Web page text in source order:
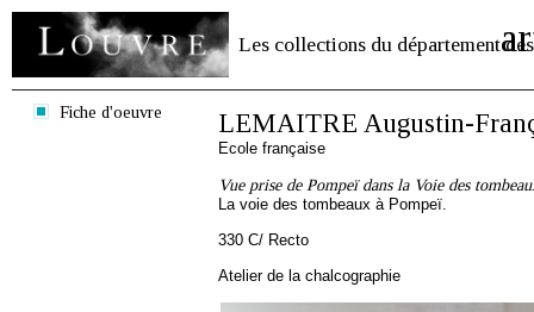
Les collections du département des
Fiche d'oeuvre LEMAITRE Augustin-
Ecole française
Vue prise de Pompeï dans la Voie des
La voie des tombeaux à Pompeï.
330 C/ Recto
Atelier de la chalcographie